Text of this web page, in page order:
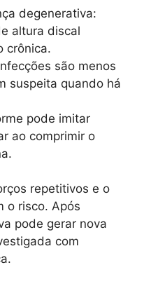
degenerativa:
altura discal
crônica.
são menos
suspeita quando há
pode imitar
ao comprimir o
repetitivos e o
o risco. Após
pode gerar nova
com